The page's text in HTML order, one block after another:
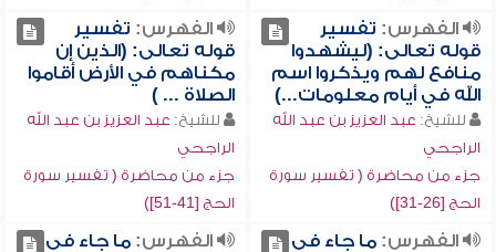
الفهرس: تفسير
قوله تعالى: (ليشهدوا
منافع لهم ويذكروا اسم
الله في أيام معلومات...)
للشيخ: عبد العزيز بن عبد الله
الراجحي
جزء من محاضرة ( تفسير سورة
الحج [26-31])
الفهرس: تفسير
قوله تعالى: (الذين إن
مكناهم في الأرض أقاموا
الصلاة ... )
للشيخ: عبد العزيز بن عبد الله
الراجحي
جزء من محاضرة ( تفسير سورة
الحج [41-51])
الفهرس:ما جاء في
الفهرس:ما جاء في